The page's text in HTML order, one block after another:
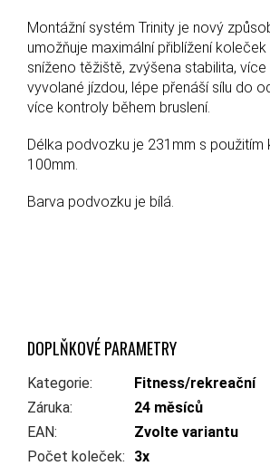
Montážní systém Trinity je nový
umožňuje maximální přiblížení
sníženo těžiště, zvýšena stabilita,
vyvolané jízdou, lépe přenáší sílu do
více kontroly během bruslení.
Délka podvozku je 231mm s použitím
100mm.
Barva podvozku je bílá.
DOPLŇKOVÉ PARAMETRY
Kategorie:
Fitness/rekreační
Záruka:
24 měsíců
EAN:
Zvolte variantu
Počet koleček: 3x